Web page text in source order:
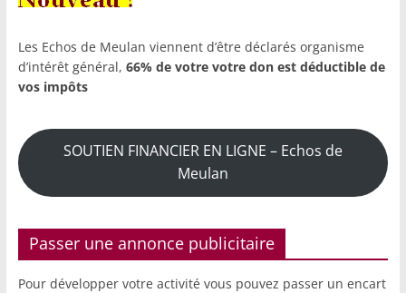
Les Echos de Meulan viennent d’être déclarés organisme
d’intérêt général, 66% de votre votre don est déductible de
vos impôts
SOUTIEN FINANCIER EN LIGNE – Echos de
Meulan
Passer une annonce publicitaire
Pour développer votre activité vous pouvez passer un encart